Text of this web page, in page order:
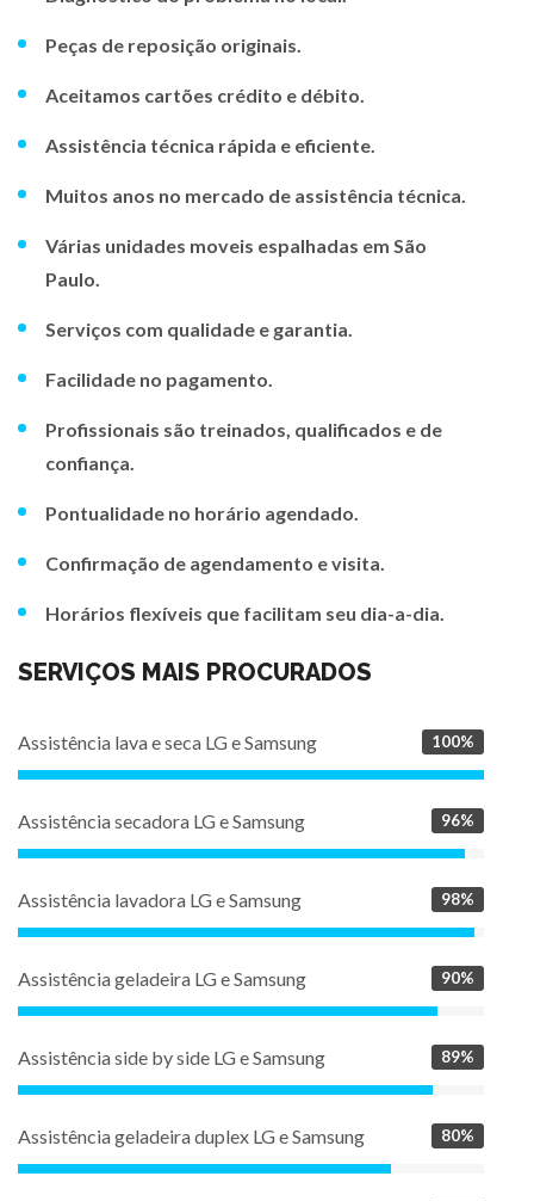
Peças de reposição originais.
Aceitamos cartões crédito e débito.
Assistência técnica rápida e eficiente.
Muitos anos no mercado de assistência técnica.
Várias unidades moveis espalhadas em São
Paulo.
Serviços com qualidade e garantia.
Facilidade no pagamento.
Profissionais são treinados, qualificados e de
confiança.
Pontualidade no horário agendado.
Confirmação de agendamento e visita.
Horários flexíveis que facilitam seu dia-a-dia.
SERVIÇOS MAIS PROCURADOS
Assistência lava e seca LG e Samsung 100%
Assistência secadora LG e Samsung 96%
Assistência lavadora LG e Samsung 98%
Assistência geladeira LG e Samsung 90%
Assistência side by side LG e Samsung 89%
Assistência geladeira duplex LG e Samsung 80%